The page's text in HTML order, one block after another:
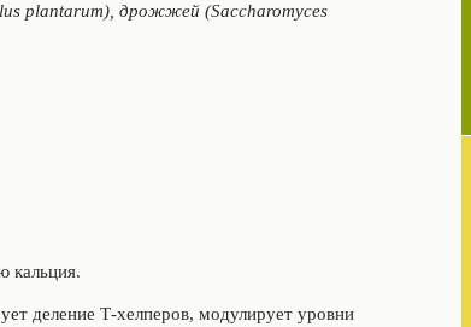
plantarum), дрожжей (Saccharomyces
кальция.
деление Т-хелперов, модулирует уровни